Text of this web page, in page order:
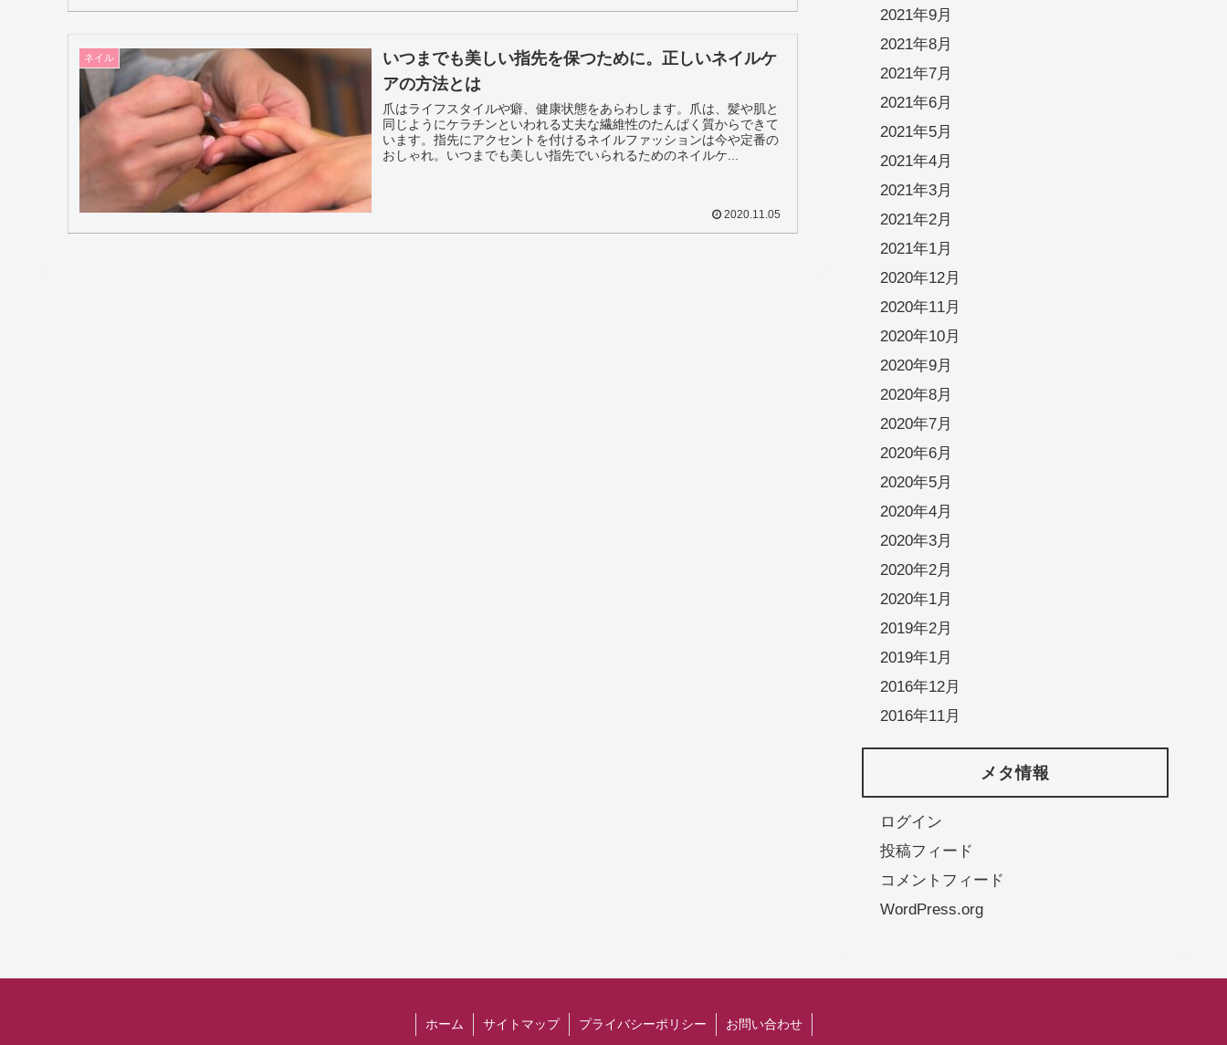
ネイル
いつまでも美しい指先を保つために。正しいネイルケ
アの方法とは
爪はライフスタイルや癖、健康状態をあらわします。爪は、髪や肌と
同じようにケラチンといわれる丈夫な繊維性のたんぱく質からできて
います。指先にアクセントを付けるネイルファッションは今や定番の
おしゃれ。いつまでも美しい指先でいられるためのネイルケ...
2020.11.05
2021年9月
2021年8月
2021年7月
2021年6月
2021年5月
2021年4月
2021年3月
2021年2月
2021年1月
2020年12月
2020年11月
2020年10月
2020年9月
2020年8月
2020年7月
2020年6月
2020年5月
2020年4月
2020年3月
2020年2月
2020年1月
2019年2月
2019年1月
2016年12月
2016年11月
メタ情報
ログイン
投稿フィード
コメントフィード
WordPress.org
ホーム サイトマップ プライバシーポリシー お問い合わせ